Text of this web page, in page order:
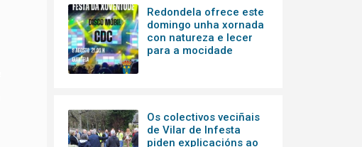
Redondela ofrece este
domingo unha xornada
con natureza e lecer
para a mocidade
Os colectivos veciñais
de Vilar de Infesta
piden explicacións ao